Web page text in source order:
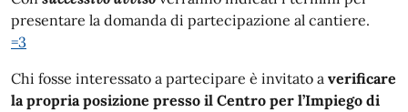
presentare la domanda di partecipazione al cantiere.
=3
Chi fosse interessato a partecipare è invitato a verificare
la propria posizione presso il Centro per l’Impiego di